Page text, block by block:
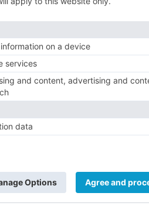
de Alcampo en Vigo,
de 100. Esto supone que
más barato de Burgos
más barata del país, que es